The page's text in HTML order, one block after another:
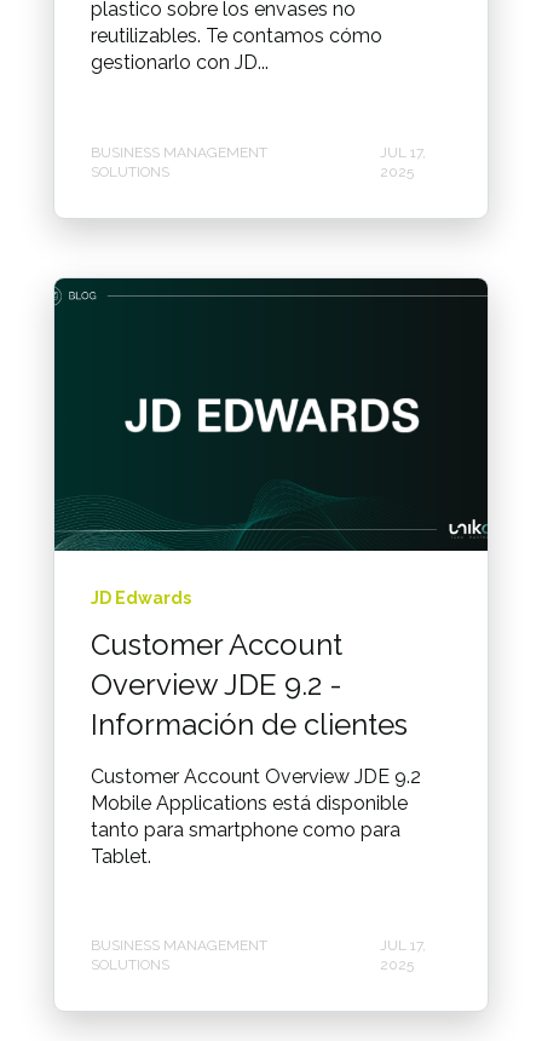
plastico sobre los envases no
reutilizables. Te contamos cómo
gestionarlo con JD...
BUSINESS MANAGEMENT
SOLUTIONS
JUL 17,
2025
JD Edwards
Customer Account
Overview JDE 9.2 -
Información de clientes
Customer Account Overview JDE 9.2
Mobile Applications está disponible
tanto para smartphone como para
Tablet.
BUSINESS MANAGEMENT
SOLUTIONS
JUL 17,
2025